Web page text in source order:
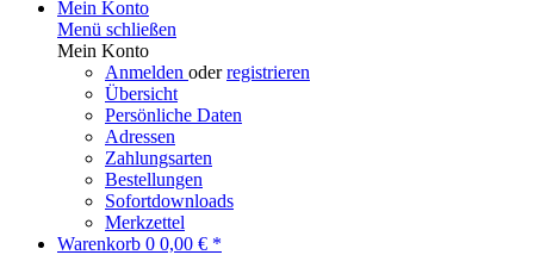
Mein Konto
Menü schließen
Mein Konto
Anmelden oderregistrieren
Übersicht
Persönliche Daten
Adressen
Zahlungsarten
Bestellungen
Sofortdownloads
Merkzettel
Warenkorb 0 0,00 € *